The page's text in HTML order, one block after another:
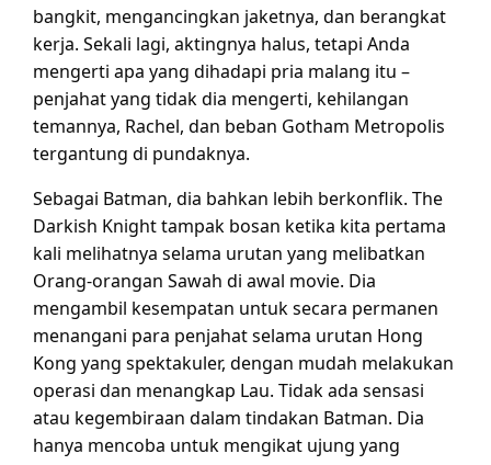
bangkit, mengancingkan jaketnya, dan berangkat
kerja. Sekali lagi, aktingnya halus, tetapi Anda
mengerti apa yang dihadapi pria malang itu –
penjahat yang tidak dia mengerti, kehilangan
temannya, Rachel, dan beban Gotham Metropolis
tergantung di pundaknya.
Sebagai Batman, dia bahkan lebih berkonflik. The
Darkish Knight tampak bosan ketika kita pertama
kali melihatnya selama urutan yang melibatkan
Orang-orangan Sawah di awal movie. Dia
mengambil kesempatan untuk secara permanen
menangani para penjahat selama urutan Hong
Kong yang spektakuler, dengan mudah melakukan
operasi dan menangkap Lau. Tidak ada sensasi
atau kegembiraan dalam tindakan Batman. Dia
hanya mencoba untuk mengikat ujung yang